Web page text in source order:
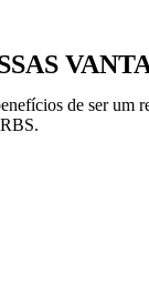
de ser um